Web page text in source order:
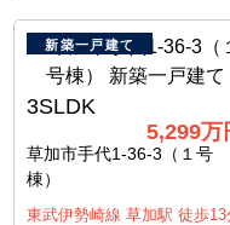
新築一戸建て
3SLDK
5,299万
草加市手代1-36-3（１号
棟）
東武伊勢崎線 草加駅 徒歩13